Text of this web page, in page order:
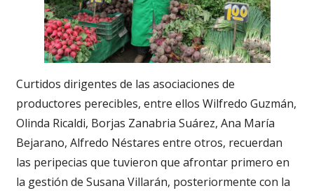
Curtidos dirigentes de las asociaciones de
productores perecibles, entre ellos Wilfredo Guzmán,
Olinda Ricaldi, Borjas Zanabria Suárez, Ana María
Bejarano, Alfredo Néstares entre otros, recuerdan
las peripecias que tuvieron que afrontar primero en
la gestión de Susana Villarán, posteriormente con la